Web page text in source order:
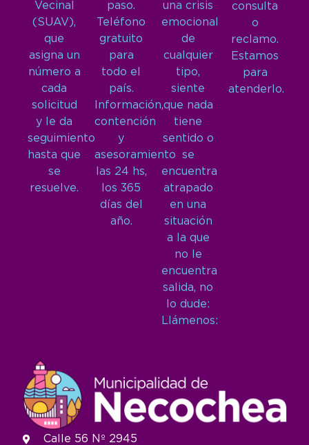
Vecinal
(SUAV),
que
asigna un
número a
cada
solicitud
y le da
seguimiento
hasta que
se
resuelve.
paso.
Teléfono
gratuito
para
todo el
país.
Información,
contención
y
asesoramiento
las 24 hs,
los 365
días del
año.
una crisis
emocional
de
cualquier
tipo,
siente
que nada
tiene
sentido o
se
encuentra
atrapado
en una
situación
a la que
no le
encuentra
salida, no
lo dude:
Llámenos:
consulta
o
reclamo.
Estamos
para
atenderlo.
Calle 56 Nº 2945